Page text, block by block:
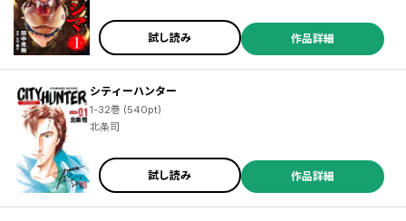
試し読み 作品詳細
シティーハンター
1-32巻 (540pt)
北条司
試し読み 作品詳細